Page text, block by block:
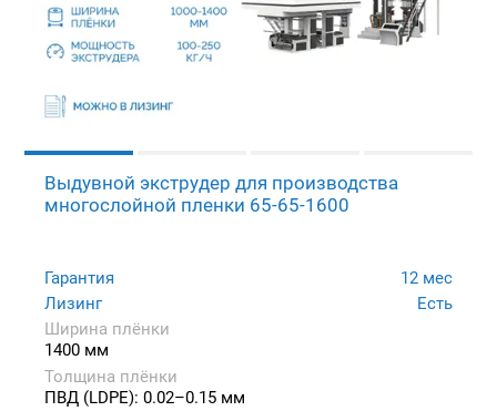
Выдувной экструдер для производства
многослойной пленки 65-65-1600
Гарантия
12 мес
Лизинг
Есть
Ширина плёнки
1400 мм
Толщина плёнки
ПВД (LDPE): 0.02–0.15 мм